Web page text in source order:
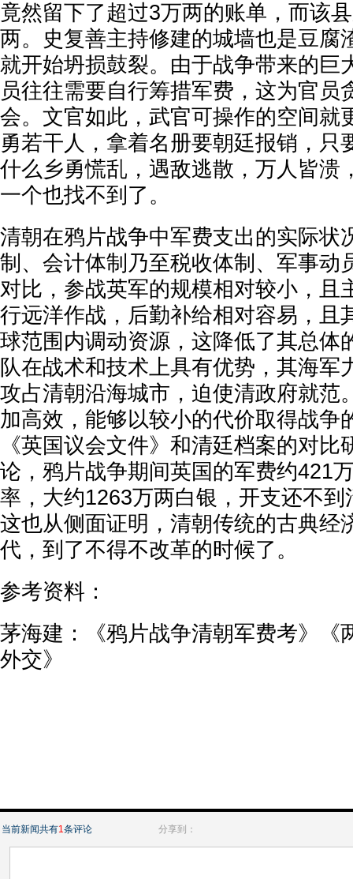
竟然留下了超过3万两的账单，而该
两。史复善主持修建的城墙也是豆腐
就开始坍损鼓裂。由于战争带来的巨
员往往需要自行筹措军费，这为官员
会。文官如此，武官可操作的空间就
勇若干人，拿着名册要朝廷报销，只
什么乡勇慌乱，遇敌逃散，万人皆溃
一个也找不到了。
清朝在鸦片战争中军费支出的实际状
制、会计体制乃至税收体制、军事动
对比，参战英军的规模相对较小，且
行远洋作战，后勤补给相对容易，且
球范围内调动资源，这降低了其总体
队在战术和技术上具有优势，其海军
攻占清朝沿海城市，迫使清政府就范
加高效，能够以较小的代价取得战争
《英国议会文件》和清廷档案的对
论，鸦片战争期间英国的军费约421
率，大约1263万两白银，开支还不
这也从侧面证明，清朝传统的古典经
代，到了不得不改革的时候了。
参考资料：
茅海建：《鸦片战争清朝军费考》《
外交》
当前新闻共有1条评论 分享到：